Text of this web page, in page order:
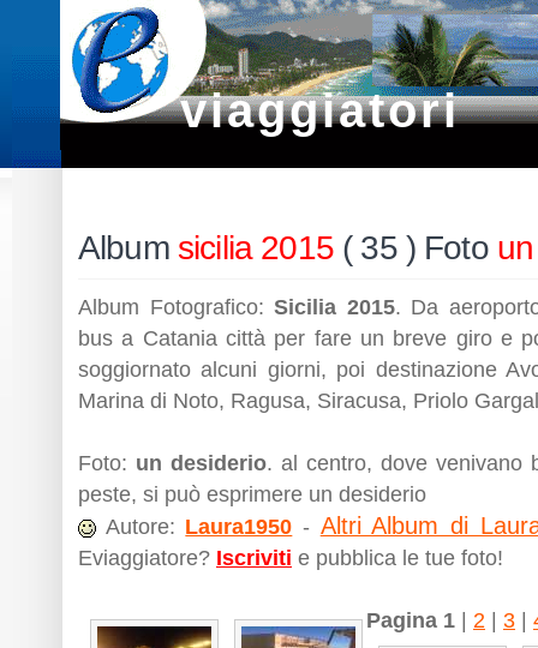
viaggiatori
Album sicilia 2015( 35 ) Foto
Album Fotografico:Sicilia 2015. Da
bus a Catania città per fare un breve giro e
soggiornato alcuni giorni, poi destinazione
Marina di Noto, Ragusa, Siracusa, Priolo
Foto: un desiderio. al centro, dove venivano
peste, si può esprimere un desiderio
Autore: Laura1950 - Altri Album di
Eviaggiatore? Iscriviti e pubblica le tue foto!
Pagina 1 | 2 | 3 |